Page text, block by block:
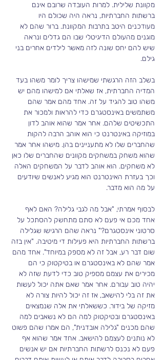
מקוונת שלילית. למרות העובדה שרובם אינם
ברשתות החברתיות, נראה היה שכולם היו
מעודכנים היטב בתרבות המקוונת. ברור שהם לא
מוגנים מהעולם הדיגיטלי שבו הם גדלים ונראה
שיש להם יחס שונה לזה מאשר לילדים אחרים בני
גילם.
בשלב הזה הרגשתי שמישהו צריך לומר משהו בעד
המדיה החברתית, אז שאלתי אם למישהו מהם יש
משהו טוב להגיד על זה. אחד מהם אמר שהם
משתמשים באינסטגרם כדי להראות ולמכור את
התכשיטים שלהם. אחר אמר שהוא אוהב לדון
במוזיקה באינטרנט כי הוא אוהב הרבה להקות
שהחברים שלו לא מתעניינים בהן. מישהו אחר אמר
שהוא משחק במשחקים מקוונים שהחברים שלו כאן
לא משחקים. הוא אוהב לדבר על המשחקים האלה
וכך בעזרת האינטרנט הוא מגיע לאנשים שיודעים
על מה הוא מדבר.
לבסוף אמרתי, "אבל מה לגבי גלילה? האם לאף
אחד מכם אי פעם לא סתם מתחשק להסתכל על
סרטוני אינסטגרם?" נראה שהם הרגישו שגלילה
ברשתות החברתיות היא פעילות די מיטיבה. "אין בזה
שום דבר רע, אבל זה לא מספק במיוחד". אחד מהם
אמר שהם לא באינסטגרם או בטיקטוק כי הם
מכירים את עצמם מספיק טוב כדי לדעת שזה לא
יהיה טוב עבורם. אחר אמר שאם אתה יכול לעשות
את זה בלי להישאב, אז זה יכול להיות צורה לא
מזיקה של בידור. כששאלתי את אלה שנמצאים
באינסטגרם ובטיקטוק למה הם לא נשאבים למה
שהם מכנים "גלילה אובדנית", הם אמרו שהם פשוט
לא נותנים לעצמם להישאב. אחד אמר שהוא אף
פעם לא נכנס לרשתות החברתיות אם יש אנשים